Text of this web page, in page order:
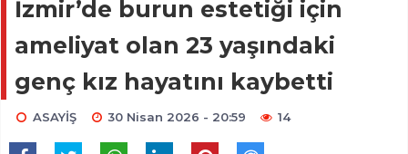
İzmir’de burun estetiği için
ameliyat olan 23 yaşındaki
genç kız hayatını kaybetti
ASAYİŞ 30 Nisan 2026 - 20:59 14